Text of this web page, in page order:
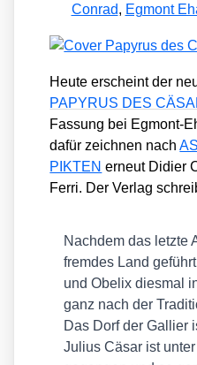
Conrad, Egmont
Heu­te erscheint der
PAPYRUS DES
Fas­sung bei Egmont-
dafür zeich­nen nach
PIKTEN erneut Didier
Fer­ri. Der Ver­lag
Nach­dem das letz­te
frem­des Land
und Obe­lix dies­mal
ganz nach der
Das Dorf der Gal­li­er
Juli­us Cäsar ist